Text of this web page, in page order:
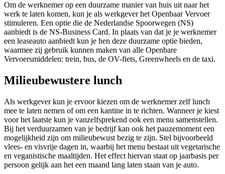
Om de werknemer op een duurzame manier van huis uit naar het
werk te laten komen, kun je als werkgever het Openbaar Vervoer
stimuleren. Een optie die de Nederlandse Spoorwegen (NS)
aanbiedt is de NS-Business Card. In plaats van dat je je werknemer
een leaseauto aanbiedt kun je hen deze duurzame optie bieden,
waarmee zij gebruik kunnen maken van alle Openbare
Vervoersmiddelen: trein, bus, de OV-fiets, Greenwheels en de taxi.
Milieubewustere lunch
Als werkgever kun je ervoor kiezen om de werknemer zelf lunch
mee te laten nemen of om een kantine in te richten. Wanneer je kiest
voor het laatste kun je vanzelfsprekend ook een menu samenstellen.
Bij het verduurzamen van je bedrijf kan ook het pauzemoment een
mogelijkheid zijn om milieubewust bezig te zijn. Stel bijvoorbeeld
vlees- en visvrije dagen in, waarbij het menu bestaat uit vegetarische
en veganistische maaltijden. Het effect hiervan staat op jaarbasis per
persoon gelijk aan het een maand lang laten staan van je auto.